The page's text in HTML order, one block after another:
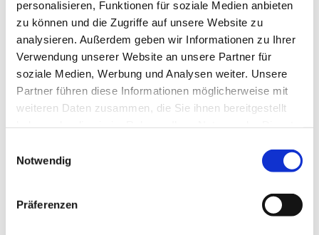
personalisieren, Funktionen für soziale Medien anbieten
zu können und die Zugriffe auf unsere Website zu
analysieren. Außerdem geben wir Informationen zu Ihrer
Verwendung unserer Website an unsere Partner für
soziale Medien, Werbung und Analysen weiter. Unsere
Partner führen diese Informationen möglicherweise mit
weiteren Daten zusammen, die Sie ihnen bereitgestellt
Notwendig
Präferenzen
das Fundament jeder Zusammenarbeit – und
wird doch häufig verspielt. Oft dort, wo gute
Absichten nicht die gewünschte Wirkung
entfalten. Eine Führungskraft will unterstützen –
Mehr